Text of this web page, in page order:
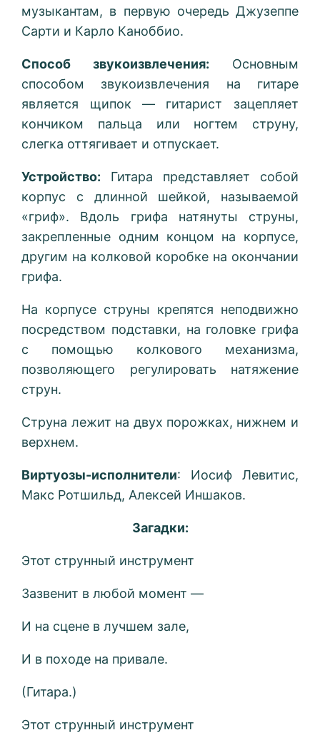
музыкантам, в первую очередь Джузеппе
Сарти и Карло Каноббио.
Способ звукоизвлечения: Основным
способом звукоизвлечения на гитаре
является щипок — гитарист зацепляет
кончиком пальца или ногтем струну,
слегка оттягивает и отпускает.
Устройство: Гитара представляет собой
корпус с длинной шейкой, называемой
«гриф». Вдоль грифа натянуты струны,
закрепленные одним концом на корпусе,
другим на колковой коробке на окончании
грифа.
На корпусе струны крепятся неподвижно
посредством подставки, на головке грифа
с помощью колкового механизма,
позволяющего регулировать натяжение
струн.
Струна лежит на двух порожках, нижнем и
верхнем.
Виртуозы-исполнители: Иосиф Левитис,
Макс Ротшильд, Алексей Иншаков.
Загадки:
Этот струнный инструмент
Зазвенит в любой момент —
И на сцене в лучшем зале,
И в походе на привале.
(Гитара.)
Этот струнный инструмент